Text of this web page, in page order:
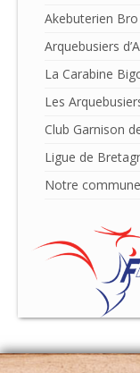
Akebuterien
Arquebusiers
La Carabine
Les
Club Garnison
Ligue de
Notre commune